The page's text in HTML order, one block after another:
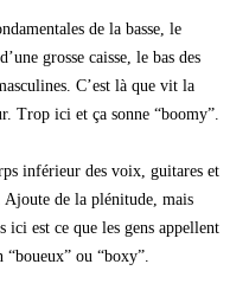
de la basse, le
grosse caisse, le bas des
C’est là que vit la
Trop ici et ça sonne “boomy”.
inférieur des voix, guitares et
Ajoute de la plénitude, mais
ici est ce que les gens appellent
“boueux” ou “boxy”.